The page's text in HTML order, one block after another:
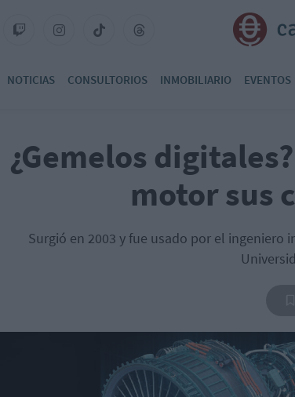
NOTICIAS CONSULTORIOS INMOBILIARIO EVENTOS
¿Gemelos
motor sus
Surgió en 2003 y fue usado por el ingeniero